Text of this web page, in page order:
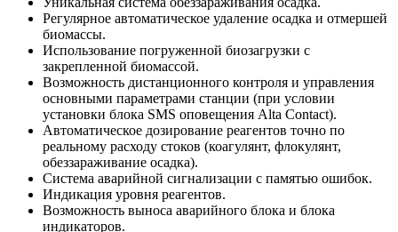
Регулярное автоматическое удаление осадка и отмершей
биомассы.
Использование погруженной биозагрузки с
закрепленной биомассой.
Возможность дистанционного контроля и управления
основными параметрами станции (при условии
установки блока SMS оповещения Alta Contact).
Автоматическое дозирование реагентов точно по
реальному расходу стоков (коагулянт, флокулянт,
обеззараживание осадка).
Система аварийной сигнализации с памятью ошибок.
Индикация уровня реагентов.
Возможность выноса аварийного блока и блока
индикаторов.